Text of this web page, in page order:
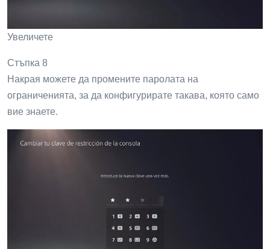
Увеличете
Стъпка 8
Накрая можете да промените паролата на
ограниченията, за да конфигурирате такава, която само
вие знаете.